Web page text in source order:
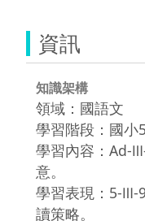
資訊
知識架構
領域：國語文
學習階段：國小
學習內容：Ad-
意。
學習表現：5-Ⅲ-
讀策略。